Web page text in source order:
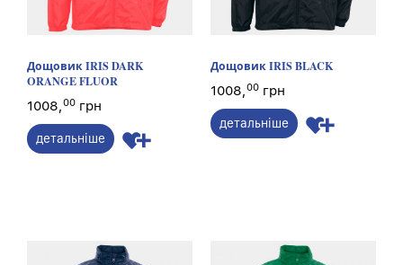
Дощовик IRIS DARK
ORANGE FLUOR
1008,00 грн
детальніше
Дощовик IRIS BLACK
1008,00 грн
детальніше